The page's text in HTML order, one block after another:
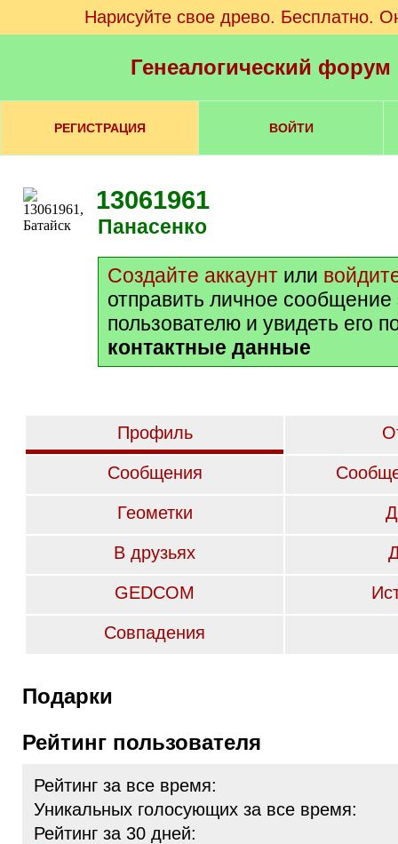
Нарисуйте свое древо. Бесплатно.
Генеалогический
РЕГИСТРАЦИЯ ВОЙТИ
13061961
Панасенко
Создайте аккаунт или
отправить личное сообщение
пользователю и увидеть его
контактные данные
Профиль
Сообщения
Геометки
В друзьях
GEDCOM
Совпадения
Подарки
Рейтинг пользователя
Рейтинг за все время:
Уникальных голосующих за все время:
Рейтинг за 30 дней: